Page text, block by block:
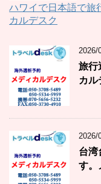
ハワイで日本語で旅
カルデスク
2026/
旅行
カル
2026/
台湾
す。